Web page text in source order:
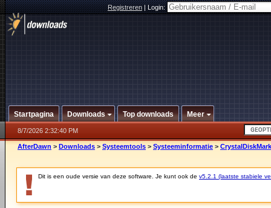
Registreren|Login:
Startpagina Downloads Top downloads Meer
8/7/2026 2:32:40 PM
AfterDawn > Downloads > Systeemtools > Systeeminformatie >
Dit is een oude versie van deze software. Je kunt ook de v5.2.1 (laatste stabiele